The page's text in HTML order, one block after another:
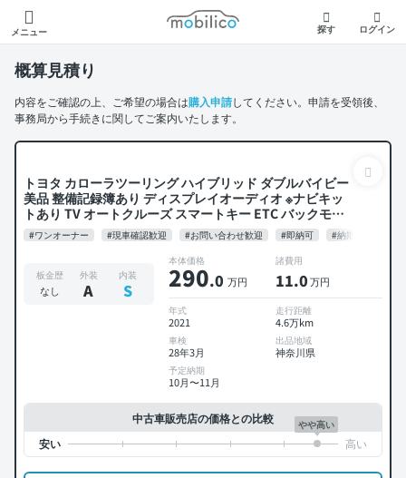
メニュー
モビリコ
探す ログイン
概算見積り
内容をご確認の上、ご希望の場合は購入申請してください。申請を受領後、
事務局から手続きに関してご案内いたします。
トヨタ カローラツーリング ハイブリッド ダブルバイビー
美品 整備記録簿あり ディスプレイオーディオ ※ナビキッ
トあり TV オートクルーズ スマートキー ETC バックモニ
ター ドライブレコーダー フルエアロ 衝突軽減
#ワンオーナー #現車確認歓迎 #お問い合わせ歓迎 #即納可 #納期応相談
板金歴
なし
外装
A
内装
S
本体価格
290.0 万円
諸費用
11.0万円
年式
2021
走行距離
4.6万km
車検
28年3月
出品地域
神奈川県
予定納期
10月〜11月
中古車販売店の価格との比較 やや高い